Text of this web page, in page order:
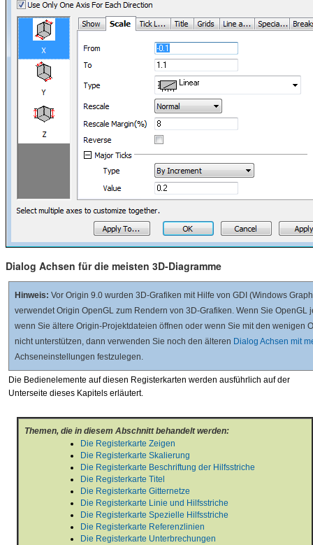
Dialog Achsen für die meisten 3D-Diagramme
Hinweis: Vor Origin 9.0 wurden 3D-Grafiken mit Hilfe von GDI (Windows
verwendet Origin OpenGL zum Rendern von 3D-Grafiken. Wenn Sie
wenn Sie ältere Origin-Projektdateien öffnen oder wenn Sie mit den wenigen
nicht unterstützen, dann verwenden Sie noch den älteren Dialog Achsen mit
Achseneinstellungen festzulegen.
Die Bedienelemente auf diesen Registerkarten werden ausführlich auf der
Unterseite dieses Kapitels erläutert.
Themen, die in diesem Abschnitt behandelt werden:
Die Registerkarte Zeigen
Die Registerkarte Skalierung
Die Registerkarte Beschriftung der Hilfsstriche
Die Registerkarte Titel
Die Registerkarte Gitternetze
Die Registerkarte Linie und Hilfsstriche
Die Registerkarte Spezielle Hilfsstriche
Die Registerkarte Referenzlinien
Die Registerkarte Unterbrechungen